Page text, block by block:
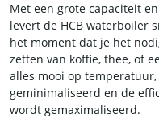
Met een grote capaciteit
levert de HCB waterboiler
het moment dat je het
zetten van koffie, thee, of
alles mooi op
geminimaliseerd en de
wordt gemaximaliseerd.